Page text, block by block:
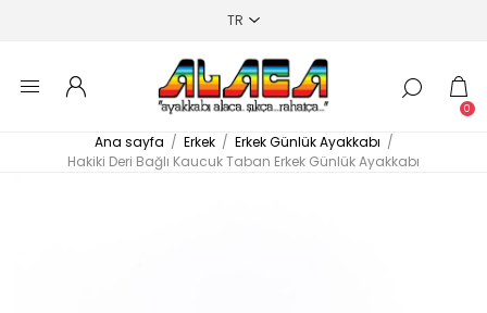
0
Ana sayfa / Erkek / Erkek Günlük Ayakkabı /
Hakiki Deri Bağlı Kaucuk Taban Erkek Günlük Ayakkabı